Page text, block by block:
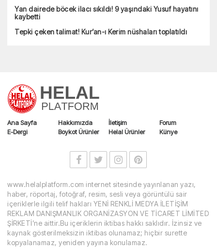
Yan dairede böcek ilacı sıkıldı! 9 yaşındaki Yusuf hayatını
kaybetti
Tepki çeken talimat! Kur’an-ı Kerim nüshaları toplatıldı
Ana Sayfa Hakkımızda İletişim
Forum
E-Dergi
Boykot Ürünler Helal Ürünler Künye
www.helalplatform.com internet sitesinde yayınlanan yazı,
haber, röportaj, fotoğraf, resim, sesli veya görüntülü sair
içeriklerle ilgili telif hakları YENİ RENKLİ MEDYA İLETİŞİM
REKLAM DANIŞMANLIK ORGANİZASYON VE TİCARET LİMİTED
ŞİRKETİ’ne aittir.Bu içeriklerin iktibas hakkı saklıdır. İzinsiz ve
kaynak gösterilmeksizin iktibas olunamaz; hiçbir surette
kopyalanamaz, yeniden yayına konulamaz.